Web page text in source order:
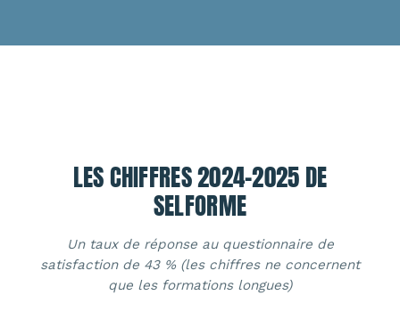
LES CHIFFRES 2024-2025 DE
SELFORME
Un taux de réponse au questionnaire de
satisfaction de 43 % (les chiffres ne concernent
que les formations longues)